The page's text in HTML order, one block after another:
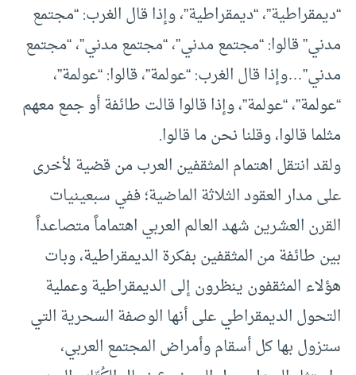
“ديمقراطية”، “ديمقراطية”، وإذا قال الغرب: “مجتمع
مدني” قالوا: “مجتمع مدني”، “مجتمع مدني”، “مجتمع
مدني”…وإذا قال الغرب: “عولمة”، قالوا: “عولمة”،
“عولمة”، “عولمة”، وإذا قالوا قالت طائفة أو جمع معهم
مثلما قالوا، وقلنا نحن ما قالوا.
ولقد انتقل اهتمام المثقفين العرب من قضية لأخرى
على مدار العقود الثلاثة الماضية؛ ففي سبعينيات
القرن العشرين شهد العالم العربي اهتماماً متصاعداً
بين طائفة من المثقفين بفكرة الديمقراطية، وبات
هؤلاء المثقفون ينظرون إلى الديمقراطية وعملية
التحول الديمقراطي على أنها الوصفة السحرية التي
ستزول بها كل أسقام وأمراض المجتمع العربي،